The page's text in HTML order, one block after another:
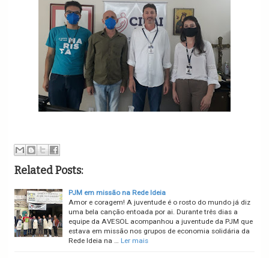
Related Posts:
PJM em missão na Rede Ideia
Amor e coragem! A juventude é o rosto do mundo já diz
uma bela canção entoada por ai. Durante três dias a
equipe da AVESOL acompanhou a juventude da PJM que
estava em missão nos grupos de economia solidária da
Rede Ideia na … Ler mais